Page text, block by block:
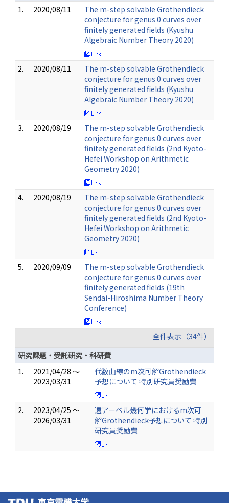
1.
2020/08/11
The m-step solvable Grothendieck
conjecture for genus 0 curves over
finitely generated fields (Kyushu
Algebraic Number Theory 2020)
2. 2020/08/11
The m-step solvable Grothendieck
conjecture for genus 0 curves over
finitely generated fields (Kyushu
Algebraic Number Theory 2020)
3. 2020/08/19
The m-step solvable Grothendieck
conjecture for genus 0 curves over
finitely generated fields (2nd Kyoto-
Hefei Workshop on Arithmetic
Geometry 2020)
4. 2020/08/19
The m-step solvable Grothendieck
conjecture for genus 0 curves over
finitely generated fields (2nd Kyoto-
Hefei Workshop on Arithmetic
Geometry 2020)
5. 2020/09/09
The m-step solvable Grothendieck
conjecture for genus 0 curves over
finitely generated fields (19th
Sendai-Hiroshima Number Theory
Conference)
全件表示（34件）
研究課題・受託研究・科研費
1.
2021/04/28 ～
2023/03/31
代数曲線のm次可解Grothendieck
予想について 特別研究員奨励費
2.
2023/04/25 ～
2026/03/31
遠アーベル幾何学におけるm次可
解Grothendieck予想について 特別
研究員奨励費